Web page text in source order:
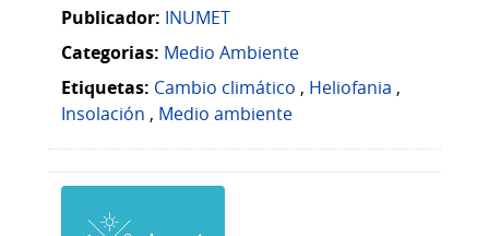
Publicador: INUMET
Categorias: Medio Ambiente
Etiquetas: Cambio climático , Heliofania ,
Insolación , Medio ambiente